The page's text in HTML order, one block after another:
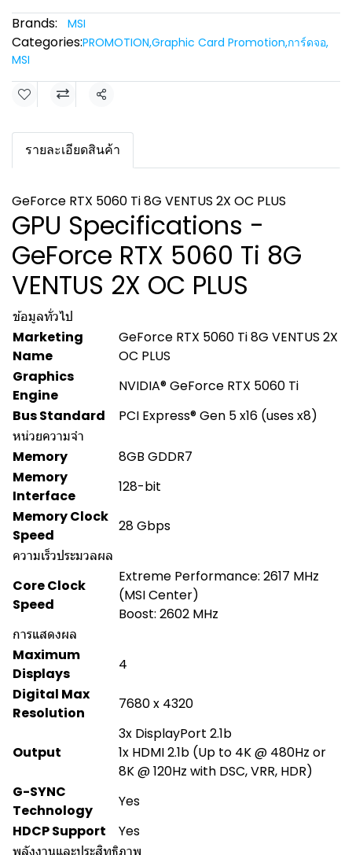
Brands:
MSI
Categories:PROMOTION,Graphic Card Promotion,การ์ดจอ,
MSI
Share
รายละเอียดสินค้า
GeForce RTX 5060 Ti 8G VENTUS 2X OC PLUS
GPU Specifications -
GeForce RTX 5060 Ti 8G
VENTUS 2X OC PLUS
ข้อมูลทั่วไป
Marketing
Name
GeForce RTX 5060 Ti 8G VENTUS 2X
OC PLUS
Graphics
Engine
NVIDIA® GeForce RTX 5060 Ti
Bus Standard
PCI Express® Gen 5 x16 (uses x8)
หน่วยความจำ
Memory
8GB GDDR7
Memory
Interface
128-bit
Memory Clock
Speed
28 Gbps
ความเร็วประมวลผล
Core Clock
Speed
Extreme Performance: 2617 MHz
(MSI Center)
Boost: 2602 MHz
การแสดงผล
Maximum
Displays
4
Digital Max
Resolution
7680 x 4320
Output
3x DisplayPort 2.1b
1x HDMI 2.1b (Up to 4K @ 480Hz or
8K @ 120Hz with DSC, VRR, HDR)
G-SYNC
Technology
Yes
HDCP Support
Yes